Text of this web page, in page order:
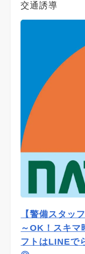
交通誘導
【警備スタッ
～OK！スキマ
フトはLINEで